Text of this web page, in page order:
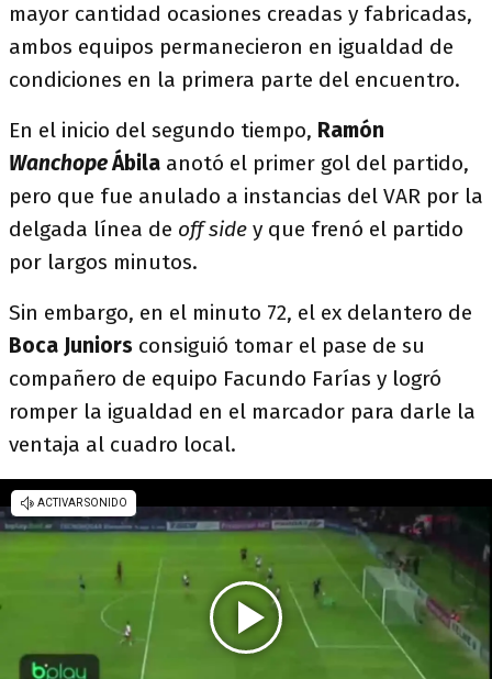
mayor cantidad ocasiones creadas y fabricadas,
ambos equipos permanecieron en igualdad de
condiciones en la primera parte del encuentro.
En el inicio del segundo tiempo, Ramón
WanchopeÁbila anotó el primer gol del partido,
pero que fue anulado a instancias del VAR por la
delgada línea de off side y que frenó el partido
por largos minutos.
Sin embargo, en el minuto 72, el ex delantero de
Boca Juniors consiguió tomar el pase de su
compañero de equipo Facundo Farías y logró
romper la igualdad en el marcador para darle la
ventaja al cuadro local.